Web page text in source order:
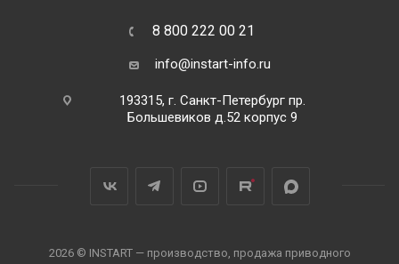
8 800 222 00 21
info@instart-info.ru
193315, г. Санкт-Петербург пр.
Большевиков д.52 корпус 9
2026 © INSTART — производство, продажа приводного